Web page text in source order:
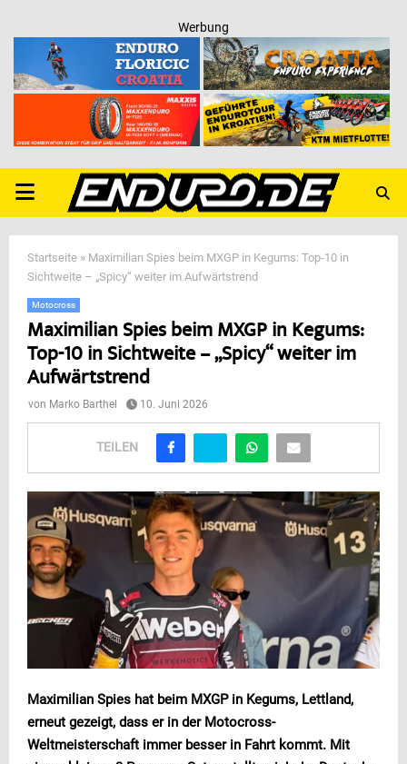
Werbung
PRIMARY
MENU
Startseite » Maximilian Spies beim MXGP in Kegums: Top-10 in
Sichtweite – „Spicy“ weiter im Aufwärtstrend
Motocross
Maximilian Spies beim MXGP in Kegums:
Top-10 in Sichtweite – „Spicy“ weiter im
Aufwärtstrend
von Marko Barthel 10. Juni 2026
TEILEN
Maximilian Spies hat beim MXGP in Kegums, Lettland,
erneut gezeigt, dass er in der Motocross-
Weltmeisterschaft immer besser in Fahrt kommt. Mit